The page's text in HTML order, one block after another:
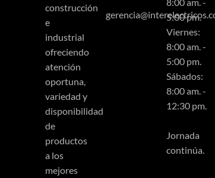
construcción
e
industrial
ofreciendo
atención
oportuna,
variedad y
disponibilidad
de
productos
a los
mejores
5:00 pm.
Viernes:
8:00 am. -
5:00 pm.
Sábados:
8:00 am. -
12:30 pm.
Jornada
continúa.